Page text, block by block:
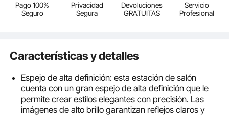
Pago 100%
Seguro
Privacidad
Segura
Devoluciones
GRATUITAS
Servicio
Profesional
Características y detalles
Espejo de alta definición: esta estación de salón
cuenta con un gran espejo de alta definición que le
permite crear estilos elegantes con precisión. Las
imágenes de alto brillo garantizan reflejos claros y